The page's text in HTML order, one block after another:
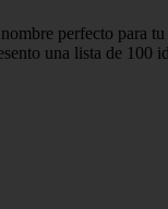
perfecto para
una lista de 100